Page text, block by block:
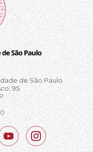
de São Paulo
95